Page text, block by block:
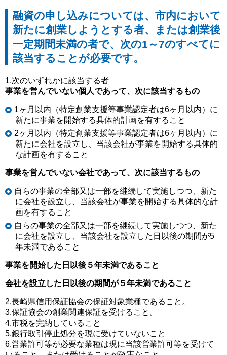
融資の申し込みについては、市内において
新たに創業しようとする者、または創業後
一定期間未満の者で、次の1～7のすべてに
該当することが必要です。
1.次のいずれかに該当する者
事業を営んでいない個人であって、次に該当するもの
1ヶ月以内（特定創業支援等事業認定者は6ヶ月以内）に
新たに事業を開始する具体的計画を有すること
2ヶ月以内（特定創業支援等事業認定者は6ヶ月以内）に
新たに会社を設立し、当該会社が事業を開始する具体的
な計画を有すること
事業を営んでいない会社であって、次に該当するもの
自らの事業の全部又は一部を継続して実施しつつ、新た
に会社を設立し、当該会社が事業を開始する具体的な計
画を有すること
自らの事業の全部又は一部を継続して実施しつつ、新た
に会社を設立し、当該会社を設立した日以後の期間が5
年未満であること
​事業を開始した日以後５年未満であること
会社を設立した日以後の期間が５年未満であること
2.長崎県信用保証協会の保証対象業種であること。
3.保証協会の創業関連保証を受けること。
4.市税を完納していること
5.銀行取引停止処分を現に受けていないこと
6.営業許可等が必要な業種は現に当該営業許可等を受けて